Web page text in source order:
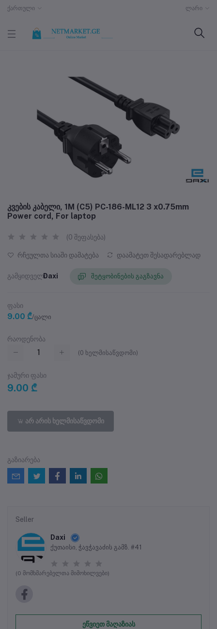
ქართული ლარი
კვების კაბელი, 1M (C5) PC-186-ML12 3 x0.75mm
Power cord, For laptop
(0 შეფასება)
რჩეულთა სიაში დამატება დაამატეთ შესადარებლად
გამყიდველიDaxi შეტყობინების გაგზავნა
ფასი
9.00 ₾/ცალი
რაოდენობა
(0 ხელმისაწვდომი)
ჯამური ფასი
9.00 ₾
არ არის ხელმისაწვდომი
გაზიარება
Seller
Daxi
ქუთაისი, ჭავჭავაძის გამზ. #41
(0 მომხმარებელთა მიმოხილვები)
ეწვიეთ მაღაზიას